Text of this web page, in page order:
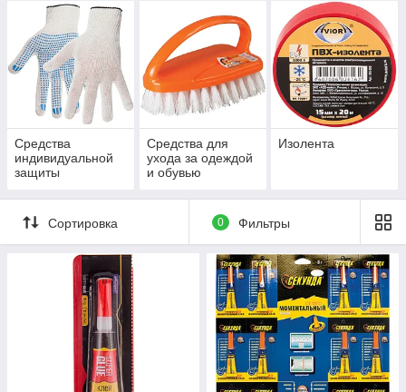
Средства
индивидуальной
защиты
Средства для
ухода за одеждой
и обувью
Изолента
Сортировка 0 Фильтры